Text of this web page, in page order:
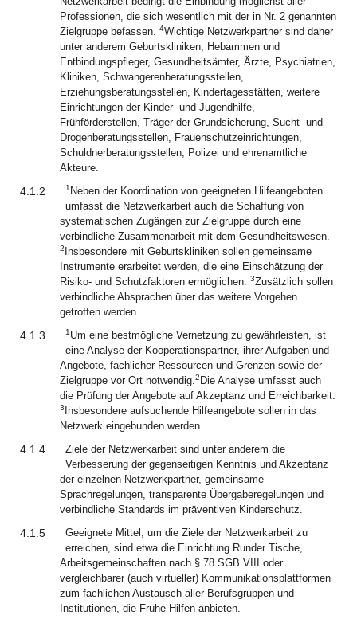
Professionen, die sich wesentlich mit der in Nr. 2 genannten
Zielgruppe befassen. 4Wichtige Netzwerkpartner sind daher
unter anderem Geburtskliniken, Hebammen und
Entbindungspfleger, Gesundheitsämter, Ärzte, Psychiatrien,
Kliniken, Schwangerenberatungsstellen,
Erziehungsberatungsstellen, Kindertagesstätten, weitere
Einrichtungen der Kinder- und Jugendhilfe,
Frühförderstellen, Träger der Grundsicherung, Sucht- und
Drogenberatungsstellen, Frauenschutzeinrichtungen,
Schuldnerberatungsstellen, Polizei und ehrenamtliche
Akteure.
4.1.2 1 Neben der Koordination von geeigneten Hilfeangeboten
umfasst die Netzwerkarbeit auch die Schaffung von
systematischen Zugängen zur Zielgruppe durch eine
verbindliche Zusammenarbeit mit dem Gesundheitswesen.
2 Insbesondere mit Geburtskliniken sollen gemeinsame
Instrumente erarbeitet werden, die eine Einschätzung der
Risiko- und Schutzfaktoren ermöglichen. 3Zusätzlich sollen
verbindliche Absprachen über das weitere Vorgehen
getroffen werden.
4.1.3 1Um eine bestmögliche Vernetzung zu gewährleisten, ist
eine Analyse der Kooperationspartner, ihrer Aufgaben und
Angebote, fachlicher Ressourcen und Grenzen sowie der
Zielgruppe vor Ort notwendig.2 Die Analyse umfasst auch
die Prüfung der Angebote auf Akzeptanz und Erreichbarkeit.
3 Insbesondere aufsuchende Hilfeangebote sollen in das
Netzwerk eingebunden werden.
4.1.4
Ziele der Netzwerkarbeit sind unter anderem die
Verbesserung der gegenseitigen Kenntnis und Akzeptanz
der einzelnen Netzwerkpartner, gemeinsame
Sprachregelungen, transparente Übergaberegelungen und
verbindliche Standards im präventiven Kinderschutz.
4.1.5
Geeignete Mittel, um die Ziele der Netzwerkarbeit zu
erreichen, sind etwa die Einrichtung Runder Tische,
Arbeitsgemeinschaften nach § 78 SGB VIII oder
vergleichbarer (auch virtueller) Kommunikationsplattformen
zum fachlichen Austausch aller Berufsgruppen und
Institutionen, die Frühe Hilfen anbieten.